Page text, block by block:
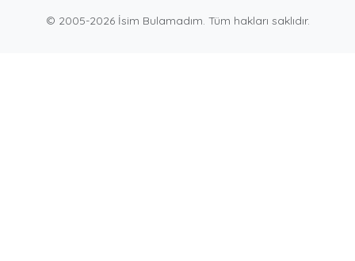
© 2005-2026 İsim Bulamadım. Tüm hakları saklıdır.